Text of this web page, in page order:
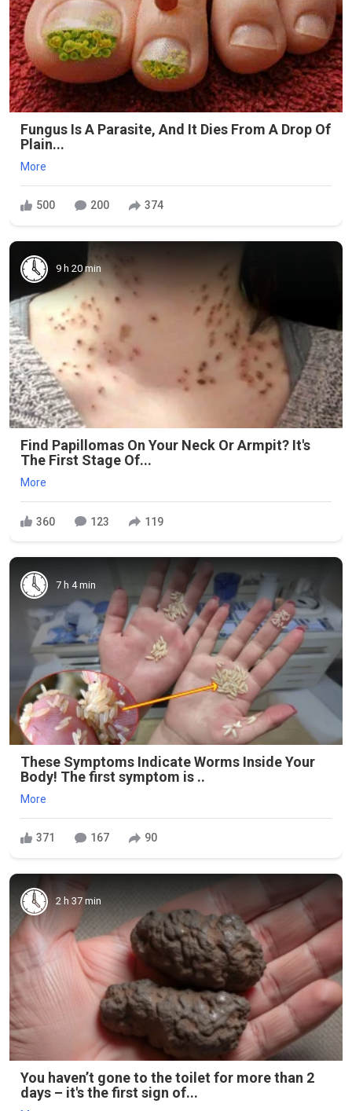
Fungus Is A Parasite, And It Dies From A Drop Of
Plain...
More
500 200 374
9 h 20 min
Find Papillomas On Your Neck Or Armpit? It's
The First Stage Of...
More
360 123 119
7 h 4 min
These Symptoms Indicate Worms Inside Your
Body! The first symptom is ..
More
371 167 90
2 h 37 min
You haven’t gone to the toilet for more than 2
days – it's the first sign of...